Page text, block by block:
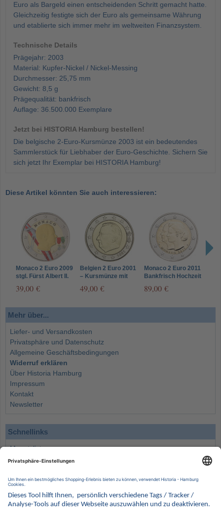
Euro als Bargeld einen entscheidenden Schritt gemacht hatte.
Gleichzeitig festigte sich der Euro als gemeinsame Währung
und etablierte sich immer mehr im weltweiten Finanzsystem.
Technische Details
Prägejahr: 2003
Material: Kupfer-Nickel / Nickel-Messing
Durchmesser: 25,75 mm
Gewicht: 8,5 g
Prägequalität: bankfrisch
Auflage: 36.500.000 Exemplare
Jetzt bei HISTORIA Hamburg bestellen!
Die belgische 2-Euro-Kursmünze 2003 ist ein bedeutendes
Sammlerstück für Liebhaber der Euro-Geschichte. Sichern Sie
sich jetzt Ihr Exemplar bei HISTORIA Hamburg!
Diese Artikel könnten Sie auch interessieren:
Monaco 2 Euro 2009
stgl. Fürst Albert II.
39,00 €
Belgien 2 Euro 2001
– Kursmünze mit
49,00 €
Monaco 2 Euro 2011
Bankfrisch Hochzeit
Charlene
89,00 €
Mehr über...
Liefer- und Versandkosten
Privatsphäre und Datenschutz
Allgemeine Geschäftsbedingungen
Widerruf erklären
Über Historia Hamburg
Impressum
Kontakt
Newsletter
Schnellinks
Monatsliste
Angebote
Wissenswertes
Kontakt